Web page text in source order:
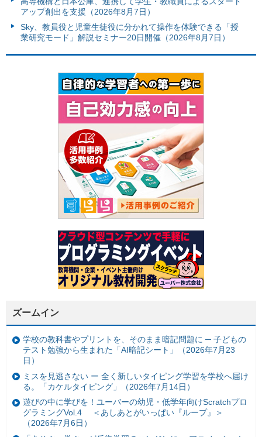
アップ創出を支援（2026年8月7日）
Sky、教員役と児童生徒役に分かれて操作を体験できる「授
業研究モード」解説セミナー20日開催（2026年8月7日）
ズームイン
学校の教科書やプリントを、そのまま暗記問題に ─ 子どもの
テスト勉強から生まれた「AI暗記シート」（2026年7月23
日）
ミスを見逃さない ー 全く新しいタイピング学習を学校へ届け
る。「カケルタイピング」（2026年7月14日）
遊びの中に学びを！ユーバーの幼児・低学年向けScratchプロ
グラミングVol.4 ＜あしあとがいっぱい『ループ』＞
（2026年7月6日）